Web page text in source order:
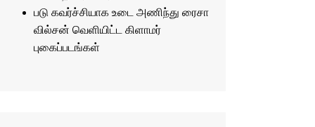
படு கவர்ச்சியாக உடை அணிந்து ரைசா
வில்சன் வெளியிட்ட கிளாமர்
புகைப்படங்கள்